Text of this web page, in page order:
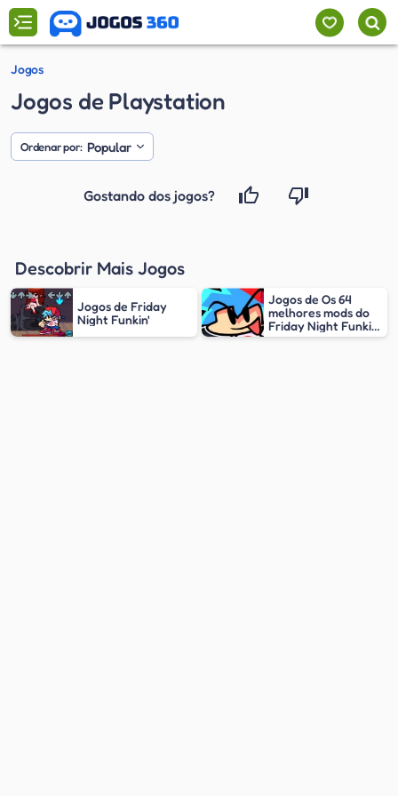
Jogos
Jogos de Playstation
Ordenar por: Popular
Gostando dos jogos?
Descobrir Mais Jogos
Jogos de Friday
Night Funkin'
Jogos de Os 64
melhores mods do
Friday Night Funkin'
(FNF)